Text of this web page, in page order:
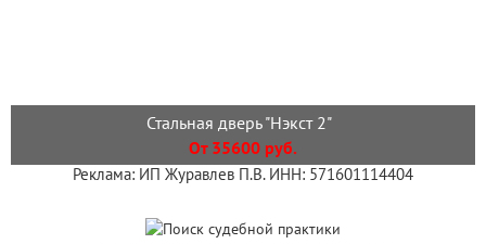
Стальная дверь "Нэкст 2"
От 35600 руб.
Реклама: ИП Журавлев П.В. ИНН: 571601114404